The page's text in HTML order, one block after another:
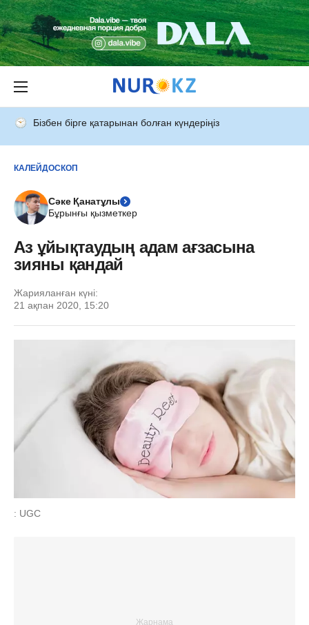
Бізбен бірге қатарынан болған күндеріңіз
КАЛЕЙДОСКОП
Сәке Қанатұлы
Бұрынғы қызметкер
Аз ұйықтаудың адам ағзасына
зияны қандай
Жарияланған күні:
21 ақпан 2020, 15:20
: UGC